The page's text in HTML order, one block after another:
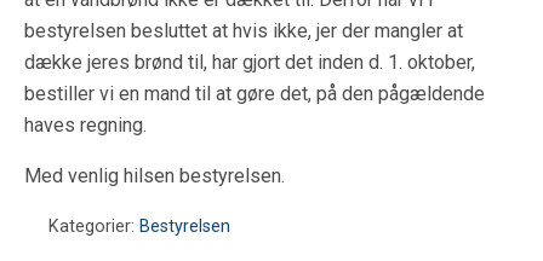
bestyrelsen besluttet at hvis ikke, jer der mangler at
dække jeres brønd til, har gjort det inden d. 1. oktober,
bestiller vi en mand til at gøre det, på den pågældende
haves regning.
Med venlig hilsen bestyrelsen.
Kategorier: Bestyrelsen